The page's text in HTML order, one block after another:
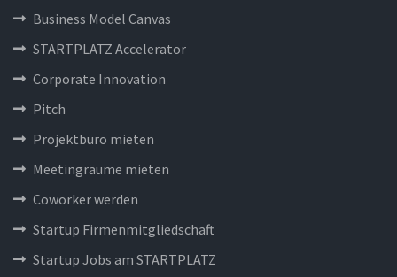
Business Model Canvas
STARTPLATZ Accelerator
Corporate Innovation
Pitch
Projektbüro mieten
Meetingräume mieten
Coworker werden
Startup Firmenmitgliedschaft
Startup Jobs am STARTPLATZ